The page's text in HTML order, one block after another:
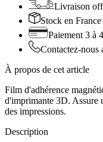
Livraison
Stock en France
Paiement 3 à
Contactez-nous
À propos de cet article
Film d'adhérence
d'imprimante 3D. Assure
des impressions.
Description